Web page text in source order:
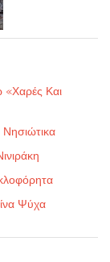
«Χαρές Και
Ψύχα